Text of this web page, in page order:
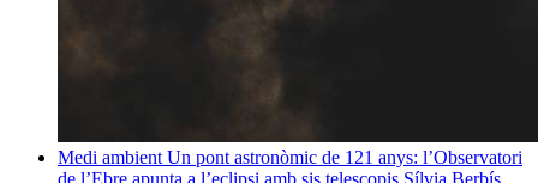
Medi ambient Un pont astronòmic de 121 anys: l’Observatori
de l’Ebre apunta a l’eclipsi amb sis telescopis Sílvia Berbís